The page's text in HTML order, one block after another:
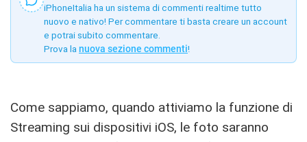
iPhoneItalia ha un sistema di commenti realtime tutto
nuovo e nativo! Per commentare ti basta creare un account
e potrai subito commentare.
Prova la nuova sezione commenti!
Come sappiamo, quando attiviamo la funzione di
Streaming sui dispositivi iOS, le foto saranno